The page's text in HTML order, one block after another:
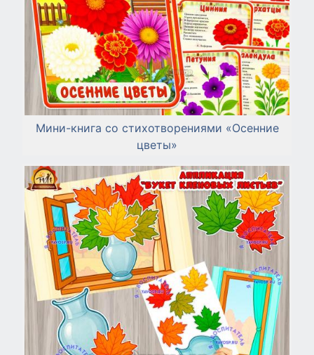
Мини-книга со стихотворениями «Осенние
цветы»